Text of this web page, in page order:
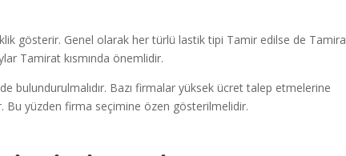
gösterir. Genel olarak her türlü lastik tipi Tamir edilse de
Tamirat kısmında önemlidir.
bulundurulmalıdır. Bazı firmalar yüksek ücret talep etmelerine
Bu yüzden firma seçimine özen gösterilmelidir.